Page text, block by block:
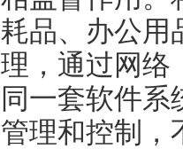
耗品、办公用
理，通过网络
同一套软件
管理和控制，